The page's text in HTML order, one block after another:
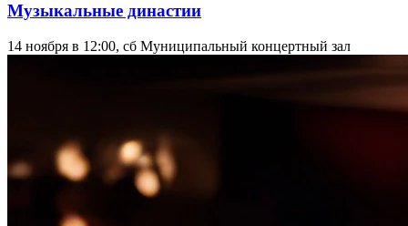
Музыкальные династии
14 ноября в 12:00, сб Муниципальный концертный зал